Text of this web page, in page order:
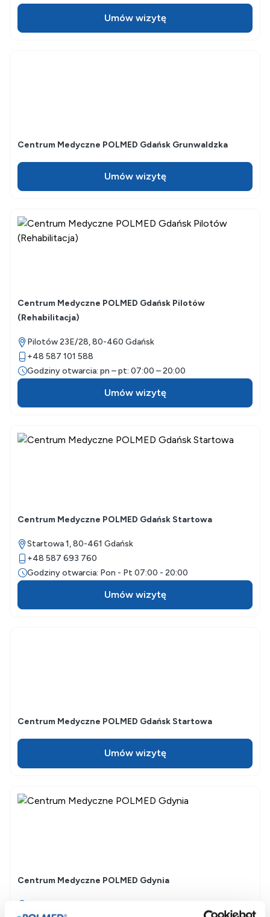
Umów wizytę
Centrum Medyczne POLMED Gdańsk Grunwaldzka
Umów wizytę
Centrum Medyczne POLMED Gdańsk Pilotów
(Rehabilitacja)
Pilotów 23E/28,80-460 Gdańsk
+48 587 101 588
Godziny otwarcia: pn – pt: 07:00 – 20:00
Umów wizytę
Centrum Medyczne POLMED Gdańsk Startowa
Startowa 1,80-461 Gdańsk
+48 587 693 760
Godziny otwarcia: Pon - Pt 07:00 - 20:00
Umów wizytę
Centrum Medyczne POLMED Gdańsk Startowa
Umów wizytę
Centrum Medyczne POLMED Gdynia